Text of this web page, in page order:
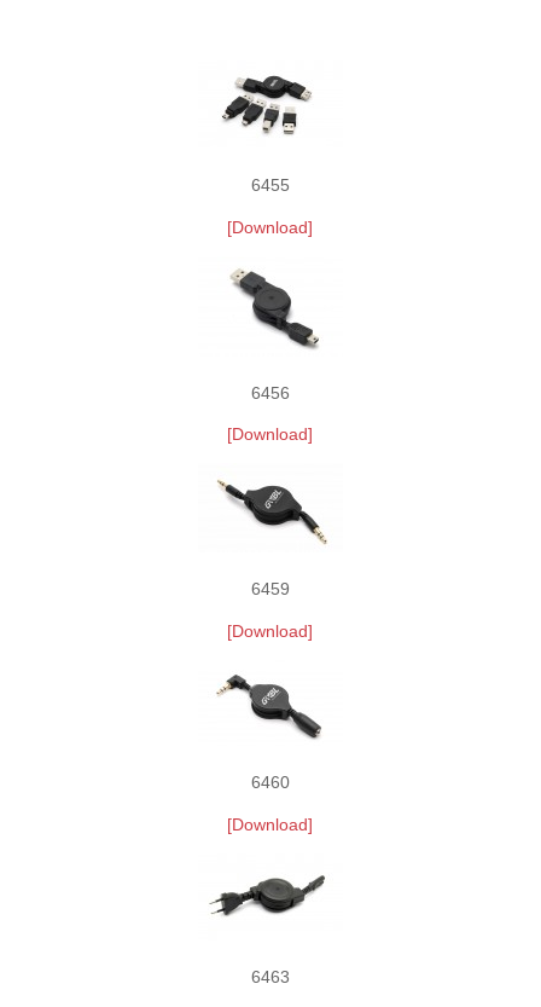
6455
[Download]
6456
[Download]
6459
[Download]
6460
[Download]
6463